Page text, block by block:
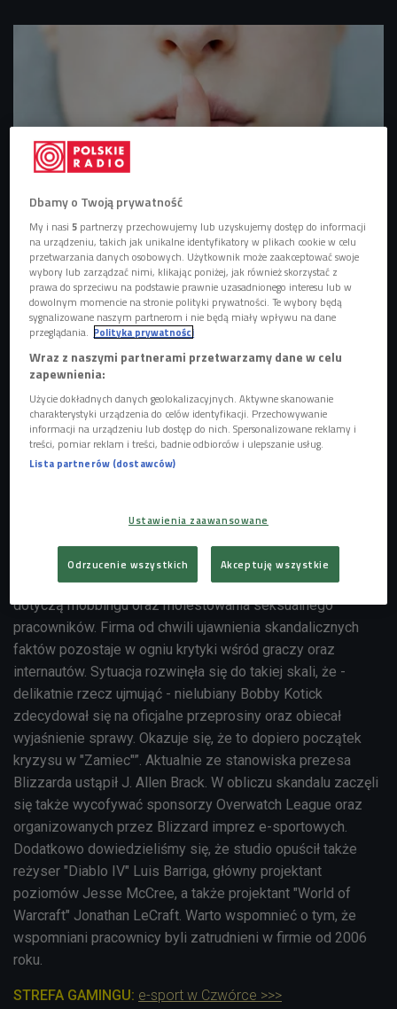
zdjęcie ilustracyjne Foto: Concept Photo.Shutterstock
Całkiem niedawno informowaliśmy, że do sądu trafił
zbiorowy pozew przeciwko Activision Blizzard. Oskarżenia
dotyczą mobbingu oraz molestowania seksualnego
pracowników. Firma od chwili ujawnienia skandalicznych
faktów pozostaje w ogniu krytyki wśród graczy oraz
internautów. Sytuacja rozwinęła się do takiej skali, że -
delikatnie rzecz ujmująć - nielubiany Bobby Kotick
zdecydował się na oficjalne przeprosiny oraz obiecał
wyjaśnienie sprawy. Okazuje się, że to dopiero początek
kryzysu w "Zamiec"”. Aktualnie ze stanowiska prezesa
Blizzarda ustąpił J. Allen Brack. W obliczu skandalu zaczęli
się także wycofywać sponsorzy Overwatch League oraz
organizowanych przez Blizzard imprez e-sportowych.
Dodatkowo dowiedzieliśmy się, że studio opuścił także
reżyser "Diablo IV" Luis Barriga, główny projektant
poziomów Jesse McCree, a także projektant "World of
Warcraft" Jonathan LeCraft. Warto wspomnieć o tym, że
wspomniani pracownicy byli zatrudnieni w firmie od 2006
roku.
STREFA GAMINGU: e-sport w Czwórce >>>
Dbamy o Twoją prywatność
My i nasi5 partnerzy przechowujemy lub uzyskujemy dostęp do informacji
na urządzeniu, takich jak unikalne identyfikatory w plikach cookie w celu
przetwarzania danych osobowych. Użytkownik może zaakceptować swoje
wybory lub zarządzać nimi, klikając poniżej, jak również skorzystać z
prawa do sprzeciwu na podstawie prawnie uzasadnionego interesu lub w
dowolnym momencie na stronie polityki prywatności. Te wybory będą
sygnalizowane naszym partnerom i nie będą miały wpływu na dane
przeglądania. Polityka prywatności
Wraz z naszymi partnerami przetwarzamy dane w celu
zapewnienia:
Użycie dokładnych danych geolokalizacyjnych. Aktywne skanowanie
charakterystyki urządzenia do celów identyfikacji. Przechowywanie
informacji na urządzeniu lub dostęp do nich. Spersonalizowane reklamy i
treści, pomiar reklam i treści, badnie odbiorców i ulepszanie usług.
Lista partnerów (dostawców)
Ustawienia zaawansowane
Odrzucenie wszystkich Akceptuję wszystkie